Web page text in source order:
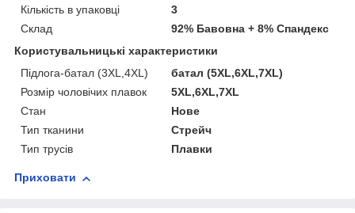
Кількість в упаковці
3
Склад
92% Бавовна + 8% Спандекс
Користувальницькі характеристики
Підлога-батал (3XL,4XL)
батал (5XL,6XL,7XL)
Розмір чоловічих плавок
5XL,6XL,7XL
Стан
Нове
Тип тканини
Стрейч
Тип трусів
Плавки
Приховати